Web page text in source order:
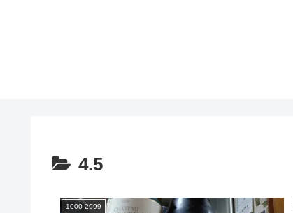
4.5
1000-2999